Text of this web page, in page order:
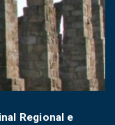
Regional e